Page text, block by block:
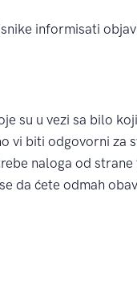
informisati
su u vezi sa bilo
vi biti odgovorni za
naloga od
da ćete odmah